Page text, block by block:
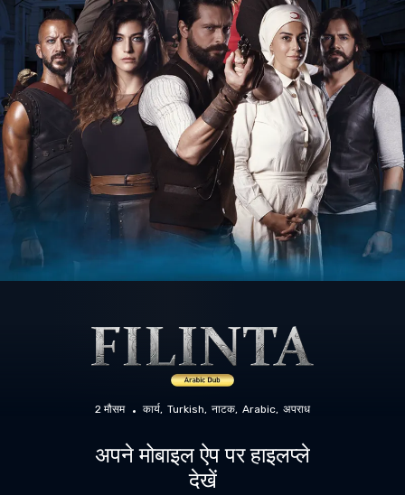
2 मौसम कार्य Turkish नाटक Arabic अपराध
अपने मोबाइल ऐप पर हाइलप्ले
देखें